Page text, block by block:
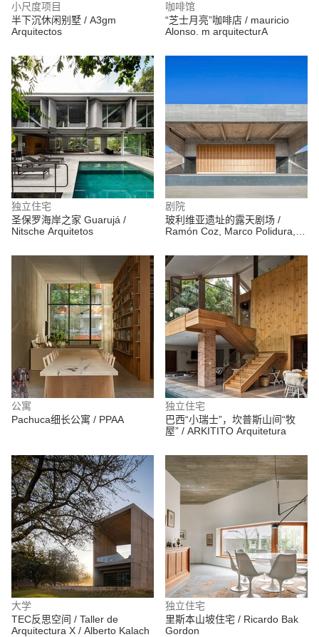
小尺度项目
半下沉休闲别墅 / A3gm
Arquitectos
咖啡馆
“芝士月亮”咖啡店 / mauricio
Alonso. m arquitecturA
独立住宅
圣保罗海岸之家 Guarujá /
Nitsche Arquitetos
剧院
玻利维亚遗址的露天剧场 /
Ramón Coz, Marco Polidura,
Alvarez
公寓
Pachuca细长公寓 / PPAA
独立住宅
巴西“小瑞士”，坎普斯山间“牧
屋” / ARKITITO Arquitetura
大学
TEC反思空间 / Taller de
Arquitectura X / Alberto Kalach
独立住宅
里斯本山坡住宅 / Ricardo Bak
Gordon